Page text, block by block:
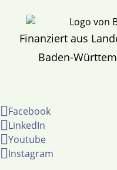
Finanziert aus
Baden-
Facebook
LinkedIn
Youtube
Instagram